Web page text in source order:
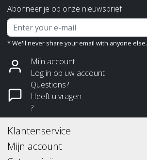
Abonneer je op onze nieuwsbrief
* We'll never share your email with anyone else.
Mijn account
Log in op uw account
Questions?
Heeft u vragen
?
Klantenservice
Mijn account